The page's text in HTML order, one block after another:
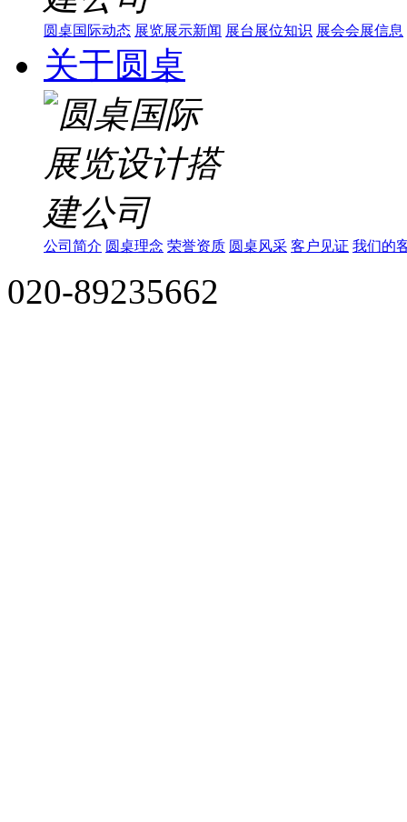
圆桌国际动态 展览展示新闻 展台展位知识 展会会展信息
关于圆桌
公司简介 圆桌理念 荣誉资质 圆桌风采 客户见证 我们的
020-89235662